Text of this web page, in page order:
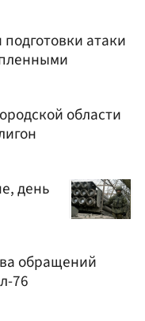
атаки
области
день
обращений
76